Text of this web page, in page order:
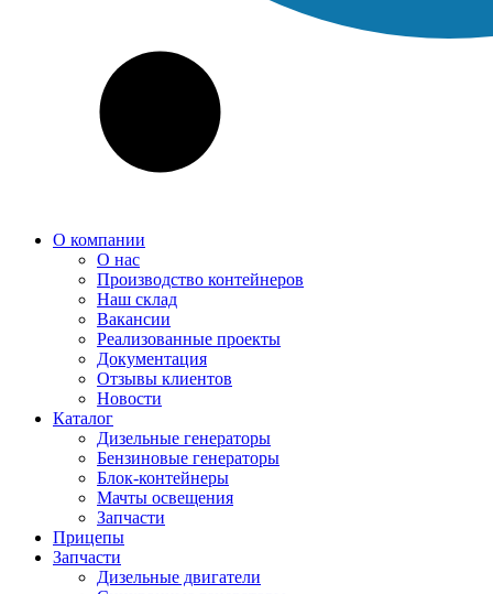
О компании
О нас
Производство контейнеров
Наш склад
Вакансии
Реализованные проекты
Документация
Отзывы клиентов
Новости
Каталог
Дизельные генераторы
Бензиновые генераторы
Блок-контейнеры
Мачты освещения
Запчасти
Прицепы
Запчасти
Дизельные двигатели